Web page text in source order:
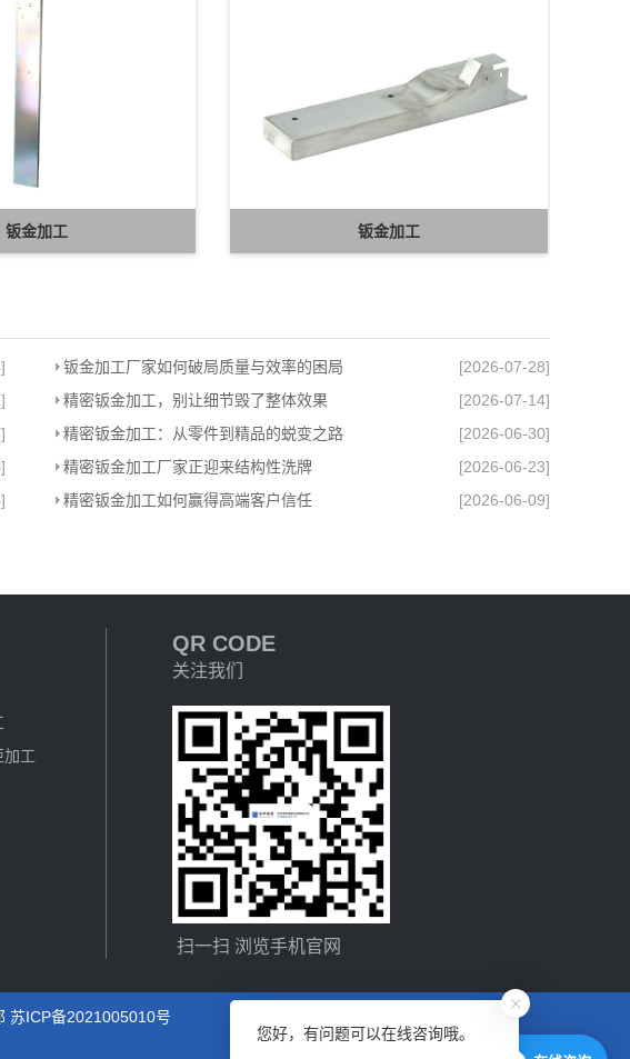
钣金加工 钣金加工
钣金加工厂家如何破局质量与效率的困局
[2026-07-28]
精密钣金加工，别让细节毁了整体效果
[2026-07-14]
精密钣金加工：从零件到精品的蜕变之路
[2026-06-30]
精密钣金加工厂家正迎来结构性洗牌
[2026-06-23]
精密钣金加工如何赢得高端客户信任 [2026-06-09]
加工
QR CODE
关注我们
扫一扫 浏览手机官网
苏ICP备2021005010号
您好，有问题可以在线咨询哦。